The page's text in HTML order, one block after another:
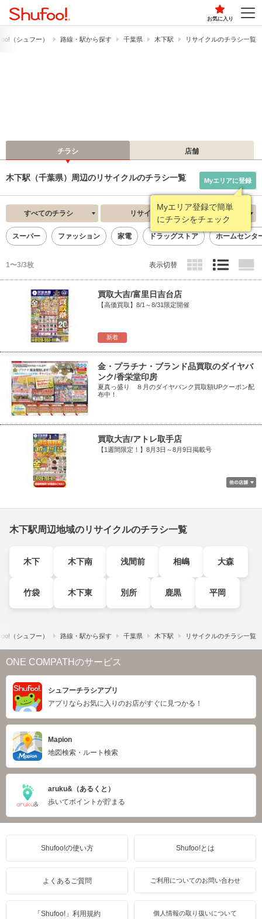
お気に入り
（シュフー） 路線・駅から探す 千葉県 木下駅 リサイクルのチラシ一覧
チラシ 店舗
木下駅（千葉県）周辺のリサイクルのチラシ一覧
Myエリア登録で簡単
にチラシをチェック
Myエリアに登録
すべてのチラシ リサイクル 新着順
スーパー ファッション 家電 ドラッグストア ホームセンタ
1〜3/3枚 表示切替
新着
買取大吉/富里日吉台店
【高価買取】8/1～8/31限定開催
金・プラチナ・ブランド品買取のダイヤバ
ンク/香栄堂印房
夏真っ盛り ８月のダイヤバンク買取額UPクーポン配
布中！
買取大吉/アトレ取手店
【1週間限定！】8月3日～8月9日掲載号
木下駅周辺地域のリサイクルのチラシ一覧
木下 木下南 浅間前 相嶋 大森
竹袋 木下東 別所 鹿黒 平岡
（シュフー） 路線・駅から探す 千葉県 木下駅 リサイクルのチラシ一覧
ONE COMPATHのサービス
シュフーチラシアプリ
アプリならお気に入りのお店がすぐに見つかる！
Mapion
地図検索・ルート検索
aruku&（あるくと）
歩いてポイントが貯まる
Shufoo!の使い方 Shufoo!とは
よくあるご質問 ご利用についてのお問い合わせ
「Shufoo!」利用規約 個人情報の取り扱いについて